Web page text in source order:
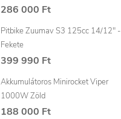
286 000 Ft
Pitbike Zuumav S3 125cc 14/12" -
Fekete
399 990 Ft
Akkumulátoros Minirocket Viper
1000W Zöld
188 000 Ft